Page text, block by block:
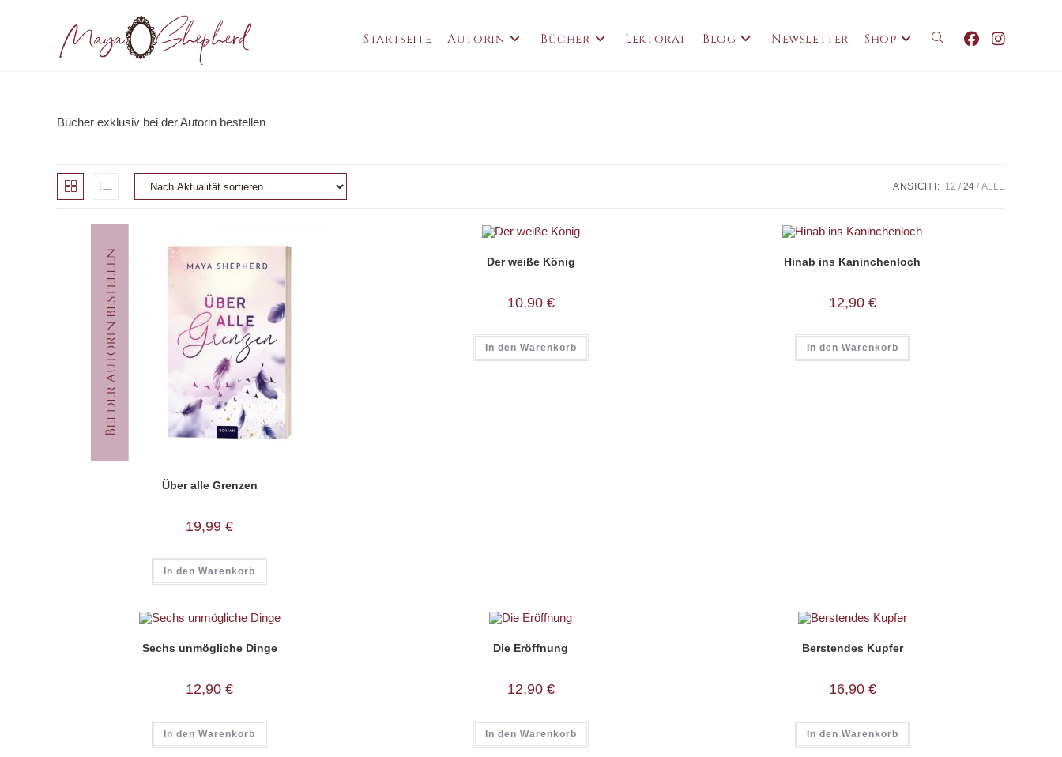
Startseite Autorin Bücher Lektorat Blog Newsletter Shop Website-
Bücher exklusiv bei der Autorin bestellen
ANSICHT: 12 24 ALLE
Über alle Grenzen
19,99€
In den Warenkorb
Der weiße König
10,90 €
In den Warenkorb
Hinab ins Kaninchenloch
12,90 €
In den Warenkorb
Sechs unmögliche Dinge
12,90€
In den Warenkorb
Die Eröffnung
12,90 €
In den Warenkorb
Berstendes Kupfer
16,90 €
In den Warenkorb